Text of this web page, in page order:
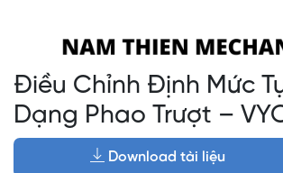
Điều Chỉnh Định Mức
Dạng Phao Trượt –
Download tài liệu